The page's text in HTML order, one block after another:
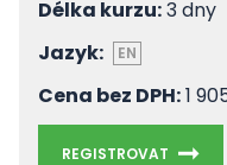
Délka kurzu:3 dny
Jazyk:
EN
Cena bez DPH:1
REGISTROVAT